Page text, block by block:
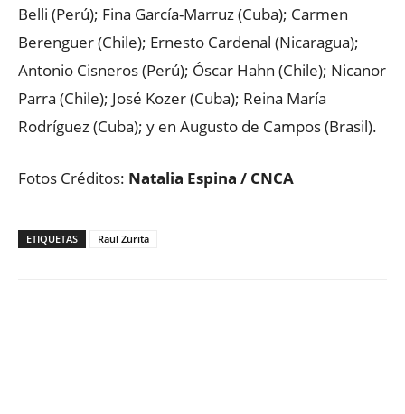
Belli (Perú); Fina García-Marruz (Cuba); Carmen
Berenguer (Chile); Ernesto Cardenal (Nicaragua);
Antonio Cisneros (Perú); Óscar Hahn (Chile); Nicanor
Parra (Chile); José Kozer (Cuba); Reina María
Rodríguez (Cuba); y en Augusto de Campos (Brasil).
Fotos Créditos: Natalia Espina / CNCA
ETIQUETAS Raul Zurita